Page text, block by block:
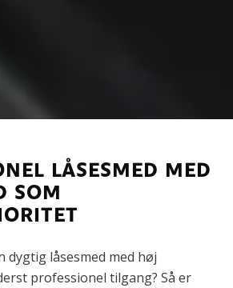
LÅSESMED MED
SOM
dygtig låsesmed med høj
professionel tilgang? Så er